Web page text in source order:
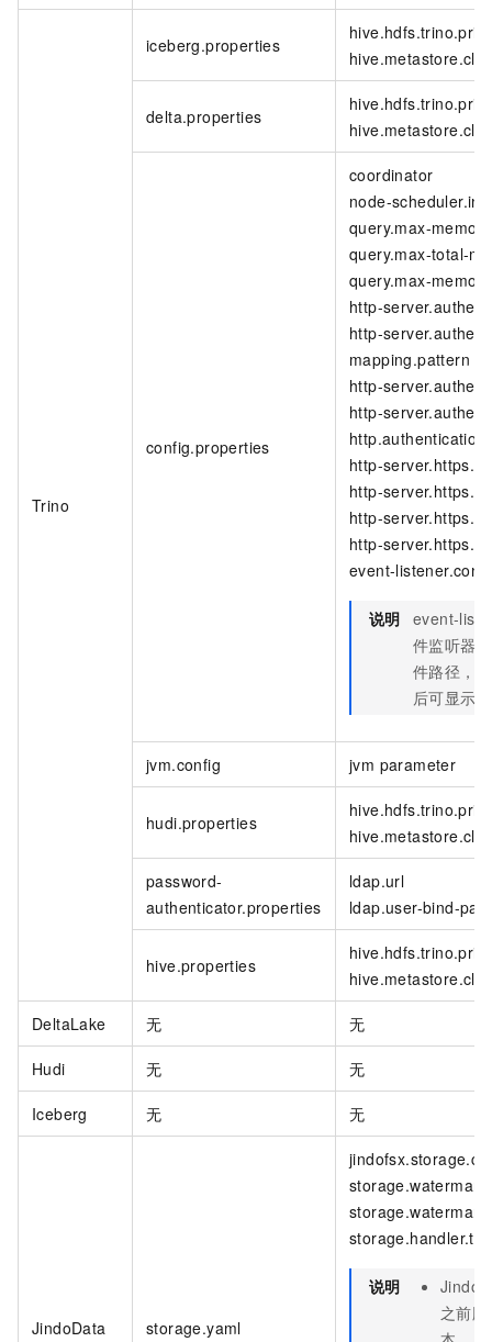
Trino
iceberg.properties
delta.properties
config.properties
coordinator
node-
query.max-memory
query.max-total-
query.max-
http-
http-
mapping.pattern
http-
http-
http-
http-
http-
http-
event-
说明 event-
件监听器
件路径，
后可显示。
jvm.config jvm parameter
hudi.properties
password-
authenticator.properties
ldap.url
ldap.user-bind-
hive.properties
DeltaLake 无 无
Hudi 无 无
Iceberg 无 无
JindoData storage.yaml
说明
之前